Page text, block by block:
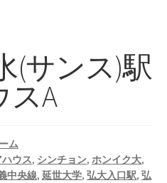
(サンス)駅
スA
ム
ウス, シンチョン, ホンイク大,
中央線, 延世大学, 弘大入口駅, 弘